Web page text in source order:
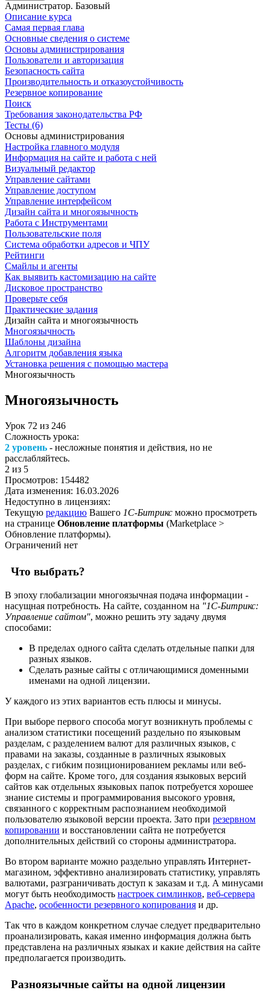
Администратор. Базовый
Описание курса
Самая первая глава
Основные сведения о системе
Основы администрирования
Пользователи и авторизация
Безопасность сайта
Производительность и отказоустойчивость
Резервное копирование
Поиск
Требования законодательства РФ
Тесты (6)
Основы администрирования
Настройка главного модуля
Информация на сайте и работа с ней
Визуальный редактор
Управление сайтами
Управление доступом
Управление интерфейсом
Дизайн сайта и многоязычность
Работа с Инструментами
Пользовательские поля
Система обработки адресов и ЧПУ
Рейтинги
Смайлы и агенты
Как выявить кастомизацию на сайте
Дисковое пространство
Проверьте себя
Практические задания
Дизайн сайта и многоязычность
Многоязычность
Шаблоны дизайна
Алгоритм добавления языка
Установка решения с помощью мастера
Многоязычность
Многоязычность
Урок 72 из 246
Сложность урока:
2 уровень - несложные понятия и действия, но не
расслабляйтесь.
2 из 5
Просмотров: 154482
Дата изменения: 16.03.2026
Недоступно в лицензиях:
Текущую редакцию Вашего 1С-Битрикс можно просмотреть
на странице Обновление платформы (Marketplace >
Обновление платформы).
Ограничений нет
Что выбрать?
В эпоху глобализации многоязычная подача информации -
насущная потребность. На сайте, созданном на "1С-Битрикс:
Управление сайтом", можно решить эту задачу двумя
способами:
В пределах одного сайта сделать отдельные папки для
разных языков.
Сделать разные сайты с отличающимися доменными
именами на одной лицензии.
У каждого из этих вариантов есть плюсы и минусы.
При выборе первого способа могут возникнуть проблемы с
анализом статистики посещений раздельно по языковым
разделам, с разделением валют для различных языков, с
правами на заказы, созданные в различных языковых
разделах, с гибким позиционированием рекламы или веб-
форм на сайте. Кроме того, для создания языковых версий
сайтов как отдельных языковых папок потребуется хорошее
знание системы и программирования высокого уровня,
связанного с корректным распознанием необходимой
пользователю языковой версии проекта. Зато при резервном
копировании и восстановлении сайта не потребуется
дополнительных действий со стороны администратора.
Во втором варианте можно раздельно управлять Интернет-
магазином, эффективно анализировать статистику, управлять
валютами, разграничивать доступ к заказам и т.д. А минусами
могут быть необходимость настроек симлинков, веб-сервера
Apache, особенности резервного копирования и др.
Так что в каждом конкретном случае следует предварительно
проанализировать, какая именно информация должна быть
представлена на различных языках и какие действия на сайте
предполагается производить.
Разноязычные сайты на одной лицензии